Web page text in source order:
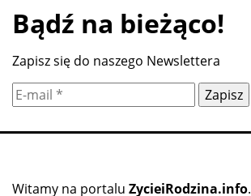
Bądź na bieżąco!
Zapisz się do naszego Newslettera
Witamy na portalu ZycieiRodzina.info.